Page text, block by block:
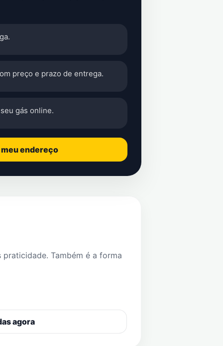
preço e prazo de entrega.
gás online.
endereço
Também é a forma
agora